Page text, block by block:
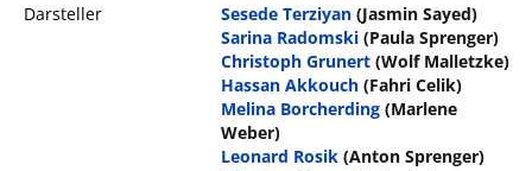
Darsteller
Sesede Terziyan (Jasmin Sayed)
Sarina Radomski (Paula Sprenger)
Christoph Grunert (Wolf Malletzke)
Hassan Akkouch (Fahri Celik)
Melina Borcherding (Marlene
Weber)
Leonard Rosik (Anton Sprenger)